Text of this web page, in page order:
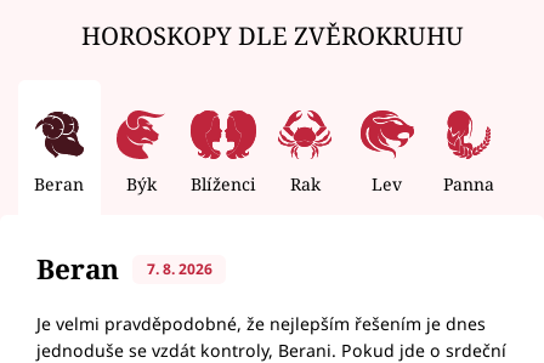
HOROSKOPY DLE ZVĚROKRUHU
Beran Býk Blíženci Rak Lev Panna
Beran 7. 8. 2026
Je velmi pravděpodobné, že nejlepším řešením je dnes
jednoduše se vzdát kontroly, Berani. Pokud jde o srdeční